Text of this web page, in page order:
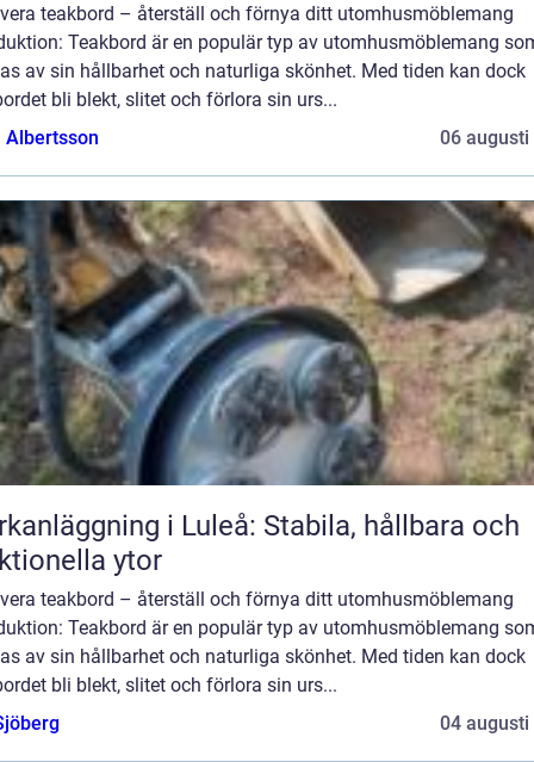
teakbord – återställ och förnya ditt utomhusmöblemang
Teakbord är en populär typ av utomhusmöblemang
av sin hållbarhet och naturliga skönhet. Med tiden kan dock
bli blekt, slitet och förlora sin urs...
Albertsson
06 augusti
i Luleå: Stabila, hållbara och
ytor
teakbord – återställ och förnya ditt utomhusmöblemang
Teakbord är en populär typ av utomhusmöblemang
av sin hållbarhet och naturliga skönhet. Med tiden kan dock
bli blekt, slitet och förlora sin urs...
04 augusti